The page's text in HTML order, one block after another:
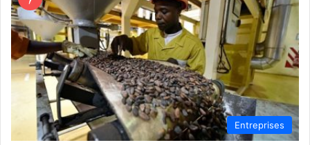
Entreprises